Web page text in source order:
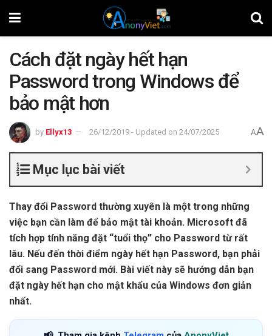
Cách đặt ngày hết hạn
Password trong Windows để
bảo mật hơn
by Ellyx13 26/12/2019 - Updated on 24/07/2025 AA
Mục lục bài viết
Thay đổi Password thường xuyên là một trong những
việc bạn cần làm để bảo mật tài khoản. Microsoft đã
tích hợp tính năng đặt “tuổi thọ” cho Password từ rất
lâu. Nếu đến thời điểm ngày hết hạn Password, bạn phải
đổi sang Password mới. Bài viết này sẽ hướng dẫn bạn
đặt ngày hết hạn cho mật khẩu của Windows đơn giản
nhất.